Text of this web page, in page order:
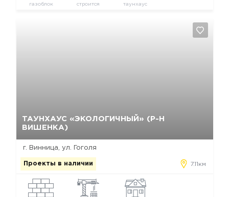
газоблок строится таунхаус
ТАУНХАУС «ЭКОЛОГИЧНЫЙ» (Р-Н
ВИШЕНКА)
г. Винница, ул. Гоголя
Проекты в наличии 7.11км
Да, удалить Отмена